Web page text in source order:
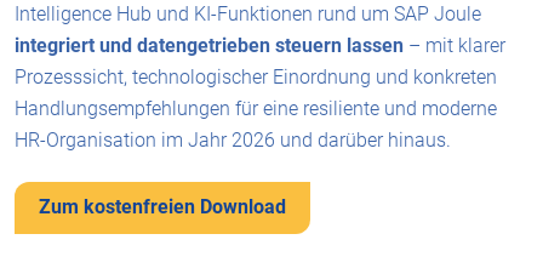
Intelligence Hub und KI-Funktionen rund um SAP Joule
integriert und datengetrieben steuern lassen – mit klarer
Prozesssicht, technologischer Einordnung und konkreten
Handlungsempfehlungen für eine resiliente und moderne
HR-Organisation im Jahr 2026 und darüber hinaus.
Zum kostenfreien Download